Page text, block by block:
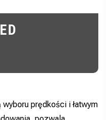
prędkości i łatwym